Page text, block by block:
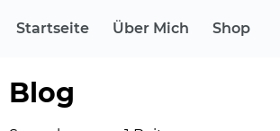
Startseite Über Mich Shop
Blog